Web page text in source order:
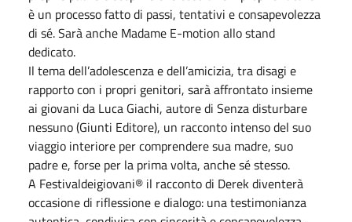
è un processo fatto di passi, tentativi e consapevolezza
di sé. Sarà anche Madame E-motion allo stand
dedicato.
Il tema dell’adolescenza e dell’amicizia, tra disagi e
rapporto con i propri genitori, sarà affrontato insieme
ai giovani da Luca Giachi, autore di Senza disturbare
nessuno (Giunti Editore), un racconto intenso del suo
viaggio interiore per comprendere sua madre, suo
padre e, forse per la prima volta, anche sé stesso.
A Festivaldeigiovani® il racconto di Derek diventerà
occasione di riflessione e dialogo: una testimonianza